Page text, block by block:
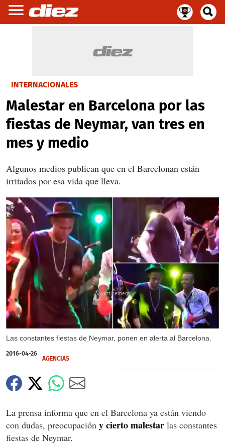
INTERNACIONALES
Malestar en Barcelona por las
fiestas de Neymar, van tres en
mes y medio
Algunos medios publican que en el Barcelonan están
irritados por esa vida que lleva.
Las constantes fiestas de Neymar, ponen en alerta al Barcelona.
X
X
2016-04-26
AGENCIAS
La prensa informa que en el Barcelona ya están viendo
con dudas, preocupación y cierto malestar las constantes
fiestas de Neymar.